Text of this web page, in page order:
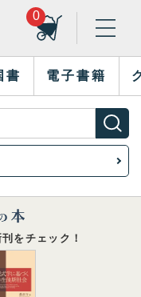
0
書 電子書籍
をチェック！